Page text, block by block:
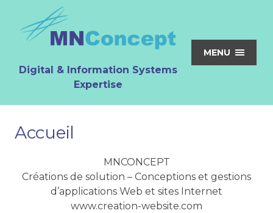
Digital & Information Systems
Expertise
MENU
Accueil
MNCONCEPT
Créations de solution – Conceptions et gestions
d’applications Web et sites Internet
www.creation-website.com